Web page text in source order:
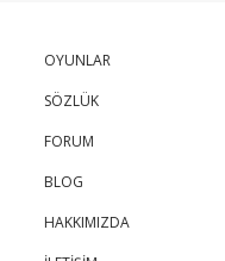
OYUNLAR
SÖZLÜK
FORUM
BLOG
HAKKIMIZDA